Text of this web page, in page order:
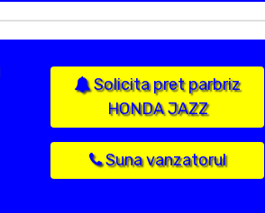
Solicita pret parbriz
HONDA JAZZ
Suna vanzatorul